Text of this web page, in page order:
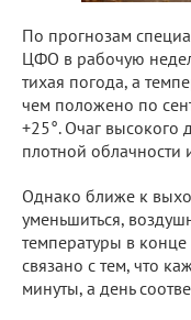
По прогнозам
ЦФО в рабочую
тихая погода, а
чем положено по
+25°. Очаг высокого
плотной облачности
Однако ближе к
уменьшиться,
температуры в конце
связано с тем, что
минуты, а день